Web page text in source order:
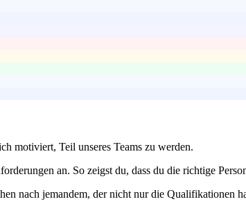
motiviert, Teil unseres Teams zu werden.
an. So zeigst du, dass du die richtige
nach jemandem, der nicht nur die Qualifikationen